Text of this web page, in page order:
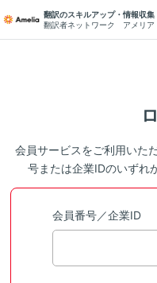
翻訳のスキルアップ・情報収集
翻訳者ネットワーク アメリア
会員サービスをご利用いた
号または企業IDのいずれ
会員番号／企業ID